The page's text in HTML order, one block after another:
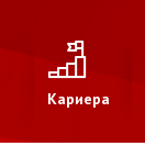
Кариера